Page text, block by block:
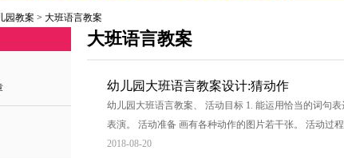
园教案 > 大班语言教案
大班语言教案
幼儿园大班语言教案设计:猜动作
幼儿园大班语言教案、 活动目标 1. 能运用恰当的词句
表演。 活动准备 画有各种动作的图片若干张。 活动过
2018-08-20